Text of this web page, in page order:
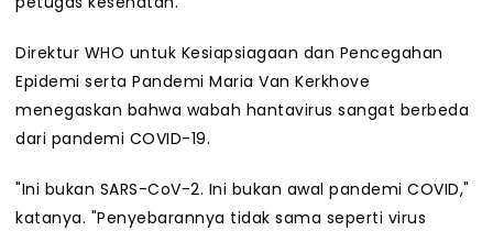
Direktur WHO untuk Kesiapsiagaan dan Pencegahan
Epidemi serta Pandemi Maria Van Kerkhove
menegaskan bahwa wabah hantavirus sangat berbeda
dari pandemi COVID-19.
"Ini bukan SARS-CoV-2. Ini bukan awal pandemi COVID,"
katanya. "Penyebarannya tidak sama seperti virus